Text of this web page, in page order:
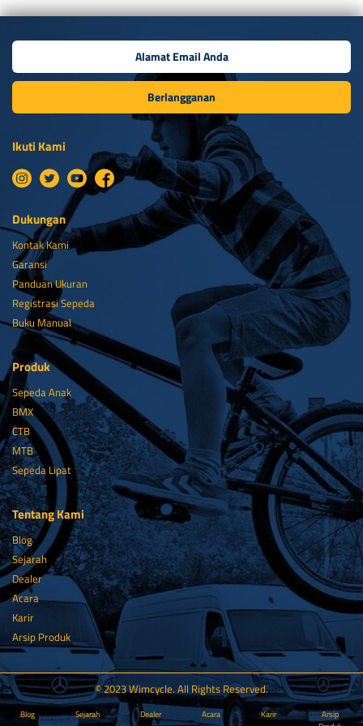
Berlangganan
Ikuti Kami
Dukungan
Kontak Kami
Garansi
Panduan Ukuran
Registrasi Sepeda
Buku Manual
Produk
Sepeda Anak
BMX
CTB
MTB
Sepeda Lipat
Tentang Kami
Blog
Sejarah
Dealer
Acara
Karir
Arsip Produk
© 2023 Wimcycle. All Rights Reserved.
Blog Sejarah Dealer Acara Karir
Arsip